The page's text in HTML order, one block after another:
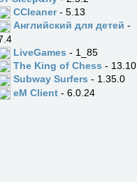
CCleaner- 5.13
Английский для детей -
LiveGames - 1_85
The King of Chess - 13.10
Subway Surfers - 1.35.0
eM Client - 6.0.24